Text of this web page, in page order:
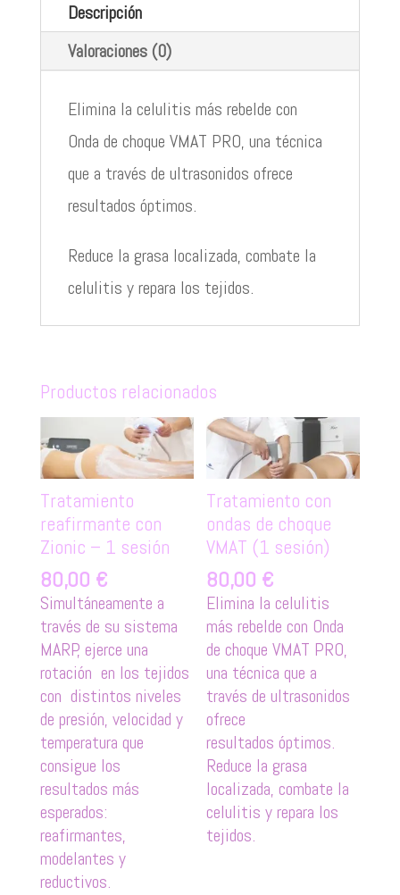
Descripción
Valoraciones (0)
Elimina la celulitis más rebelde con
Onda de choque VMAT PRO, una técnica
que a través de ultrasonidos ofrece
resultados óptimos.
Reduce la grasa localizada, combate la
celulitis y repara los tejidos.
Productos relacionados
Tratamiento
reafirmante con
Zionic – 1 sesión
80,00 €
Simultáneamente a
través de su sistema
MARP, ejerce una
rotación en los tejidos
con distintos niveles
de presión, velocidad y
temperatura que
consigue los
resultados más
esperados:
reafirmantes,
modelantes y
reductivos.
Tratamiento con
ondas de choque
VMAT (1 sesión)
80,00 €
Elimina la celulitis
más rebelde con Onda
de choque VMAT PRO,
una técnica que a
través de ultrasonidos
ofrece
resultados óptimos.
Reduce la grasa
localizada, combate la
celulitis y repara los
tejidos.